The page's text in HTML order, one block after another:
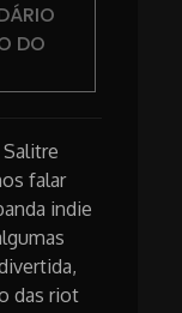
DO
falar
indie
das riot